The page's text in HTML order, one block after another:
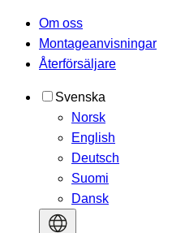
Om oss
Montageanvisningar
Återförsäljare
Svenska
Norsk
English
Deutsch
Suomi
Dansk